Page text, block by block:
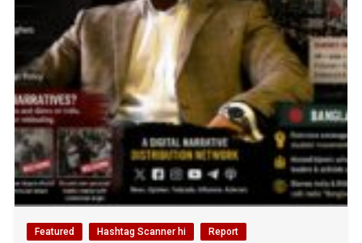
Featured Hashtag Scanner hi Report